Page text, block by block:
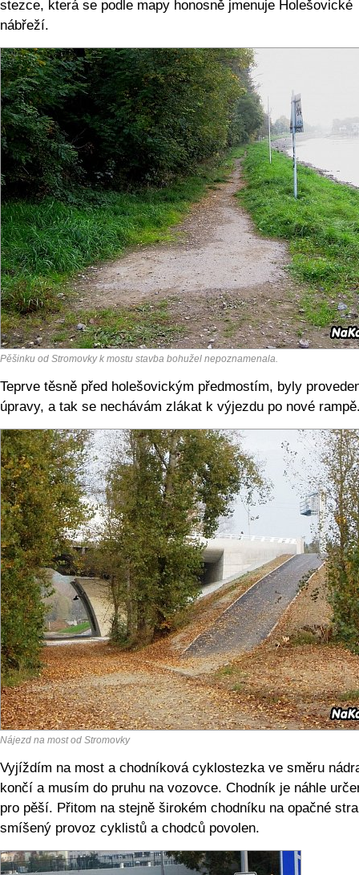
stezce, která se podle mapy honosně jmenuje Holešovické
nábřeží.
Pěšinku od Stromovky k mostu stavba bohužel nepoznamenala.
Teprve těsně před holešovickým předmostím, byly
úpravy, a tak se nechávám zlákat k výjezdu po nové
Nájezd na most od Stromovky
Vyjíždím na most a chodníková cyklostezka ve směru
končí a musím do pruhu na vozovce. Chodník je náhle
pro pěší. Přitom na stejně širokém chodníku na opačné
smíšený provoz cyklistů a chodců povolen.